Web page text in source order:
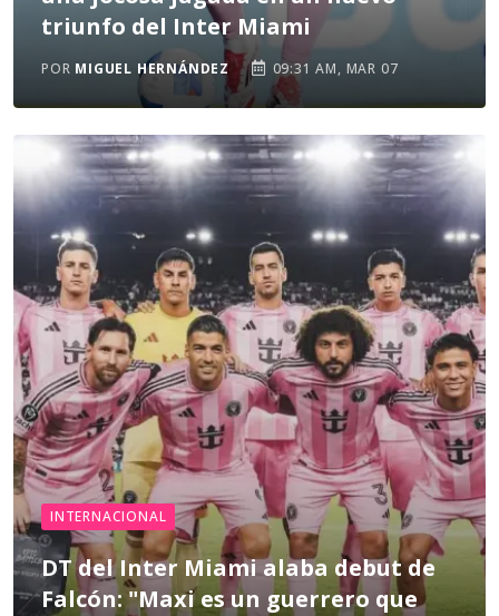
triunfo del Inter Miami
POR MIGUEL HERNÁNDEZ 09:31 AM, MAR 07
INTERNACIONAL
DT del Inter Miami alaba debut de
Falcón: "Maxi es un guerrero que